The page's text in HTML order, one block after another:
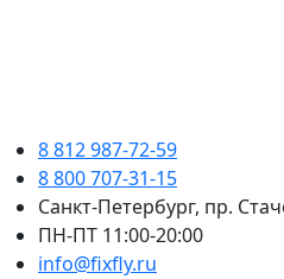
8 812 987-72-59
8 800 707-31-15
Санкт-Петербург, пр.
ПН-ПТ 11:00-20:00
info@fixfly.ru